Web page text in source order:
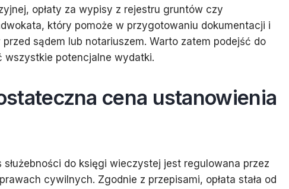
opłaty za wypisy z rejestru gruntów czy
który pomoże w przygotowaniu dokumentacji i
sądem lub notariuszem. Warto zatem podejść do
wszystkie potencjalne wydatki.
cena ustanowienia
do księgi wieczystej jest regulowana przez
cywilnych. Zgodnie z przepisami, opłata stała od